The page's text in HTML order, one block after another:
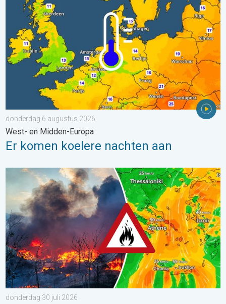
donderdag 6 augustus 2026
West- en Midden-Europa
Er komen koelere nachten aan
Ook in Zuidoost-Europa woeden bosbranden. Hitte en veel
donderdag 30 juli 2026